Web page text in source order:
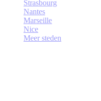
Strasbourg
Nantes
Marseille
Nice
Meer steden